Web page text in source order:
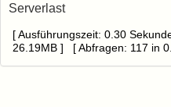
Serverlast
[ Ausführungszeit: 0.30
26.19MB ] [ Abfragen: 117 in